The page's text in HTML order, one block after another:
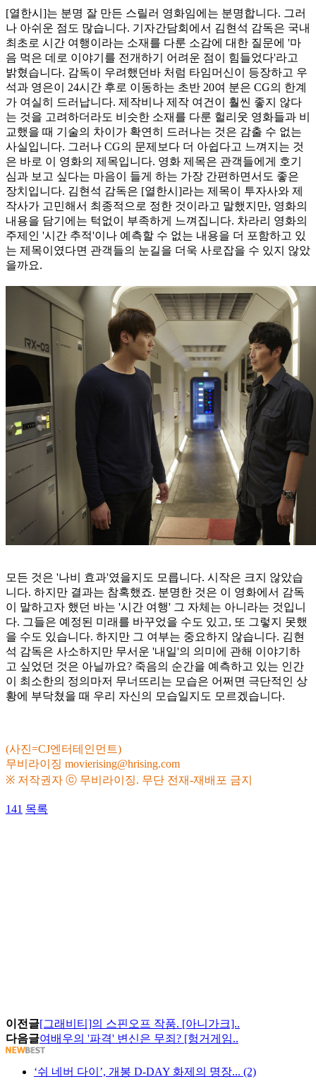
[열한시]는 분명 잘 만든 스릴러 영화임에는 분명합니다. 그러
나 아쉬운 점도 많습니다. 기자간담회에서 김현석 감독은 국내
최초로 시간 여행이라는 소재를 다룬 소감에 대한 질문에 '마
음 먹은 데로 이야기를 전개하기 어려운 점이 힘들었다'라고
밝혔습니다. 감독이 우려했던바 처럼 타임머신이 등장하고 우
석과 영은이 24시간 후로 이동하는 초반 20여 분은 CG의 한계
가 여실히 드러납니다. 제작비나 제작 여건이 훨씬 좋지 않다
는 것을 고려하더라도 비슷한 소재를 다룬 헐리웃 영화들과 비
교했을 때 기술의 차이가 확연히 드러나는 것은 감출 수 없는
사실입니다. 그러나 CG의 문제보다 더 아쉽다고 느껴지는 것
은 바로 이 영화의 제목입니다. 영화 제목은 관객들에게 호기
심과 보고 싶다는 마음이 들게 하는 가장 간편하면서도 좋은
장치입니다. 김현석 감독은 [열한시]라는 제목이 투자사와 제
작사가 고민해서 최종적으로 정한 것이라고 말했지만, 영화의
내용을 담기에는 턱없이 부족하게 느껴집니다. 차라리 영화의
주제인 '시간 추적'이나 예측할 수 없는 내용을 더 포함하고 있
는 제목이였다면 관객들의 눈길을 더욱 사로잡을 수 있지 않았
을까요.
모든 것은 '나비 효과'였을지도 모릅니다. 시작은 크지 않았습
니다. 하지만 결과는 참혹했죠. 분명한 것은 이 영화에서 감독
이 말하고자 했던 바는 '시간 여행' 그 자체는 아니라는 것입니
다. 그들은 예정된 미래를 바꾸었을 수도 있고, 또 그렇지 못했
을 수도 있습니다. 하지만 그 여부는 중요하지 않습니다. 김현
석 감독은 사소하지만 무서운 '내일'의 의미에 관해 이야기하
고 싶었던 것은 아닐까요? 죽음의 순간을 예측하고 있는 인간
이 최소한의 정의마저 무너뜨리는 모습은 어쩌면 극단적인 상
황에 부닥쳤을 때 우리 자신의 모습일지도 모르겠습니다.
(사진=CJ엔터테인먼트)
무비라이징 movierising@hrising.com
※ 저작권자 ⓒ 무비라이징. 무단 전재-재배포 금지
141 목록
이전글[그래비티]의 스핀오프 작품. [아니가크]..
다음글여배우의 '파격' 변신은 무죄? [헝거게임..
‘쉬 네버 다이’, 개봉 D-DAY 화제의 명장... (2)